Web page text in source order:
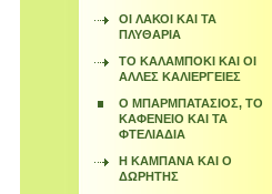
ΟΙ ΛΑΚΟΙ ΚΑΙ ΤΑ
ΠΛΥΘΑΡΙΑ
ΤΟ ΚΑΛΑΜΠΟΚΙ ΚΑΙ ΟΙ
ΑΛΛΕΣ ΚΑΛΙΕΡΓΕΙΕΣ
Ο ΜΠΑΡΜΠΑΤΑΣΙΟΣ, ΤΟ
ΚΑΦΕΝΕΙΟ ΚΑΙ ΤΑ
ΦΤΕΛΙΑΔΙΑ
Η ΚΑΜΠΑΝΑ ΚΑΙ Ο
ΔΩΡΗΤΗΣ